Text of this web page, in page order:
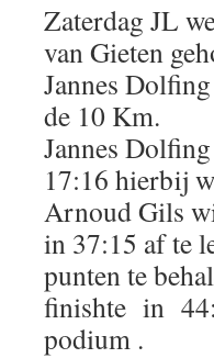
Zaterdag JL
van Gieten
Jannes
de 10 Km.
Jannes
17:16 hierbij
Arnoud Gils
in 37:15 af te
punten te
finishte in
podium .